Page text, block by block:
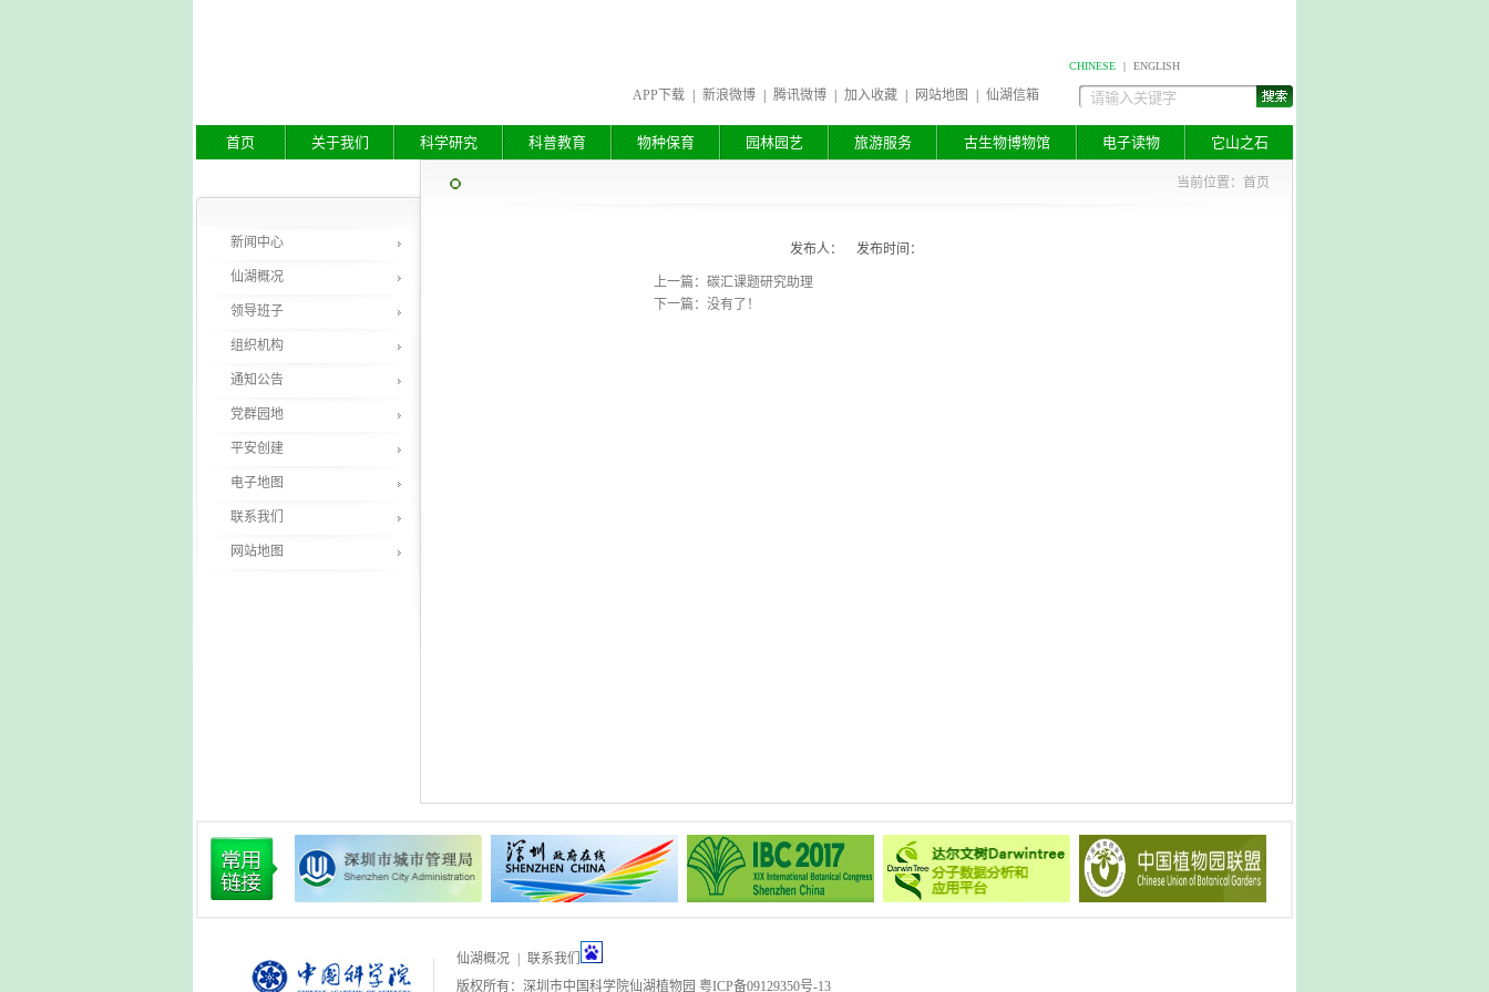
CHINESE | ENGLISH
APP下载 新浪微博 腾讯微博 加入收藏 网站地图 仙湖信箱
首页 关于我们 科学研究 科普教育 物种保育 园林园艺 旅游服务 古生物博物馆 电子读物 它山之石
当前位置： 首页
发布人： 发布时间：
上一篇：碳汇课题研究助理
下一篇：没有了！
新闻中心
仙湖概况
领导班子
组织机构
通知公告
党群园地
平安创建
电子地图
联系我们
网站地图
仙湖概况
联系我们
版权所有：深圳市中国科学院仙湖植物园 粤ICP备09129350号-13